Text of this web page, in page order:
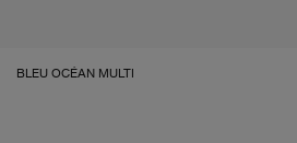
BLEU OCÉAN MULTI